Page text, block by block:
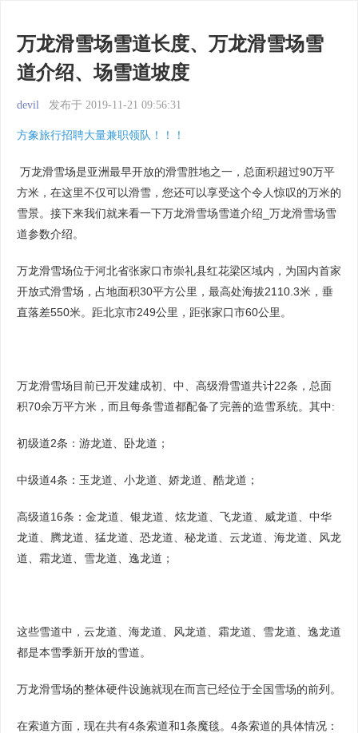
万龙滑雪场雪道长度、万龙滑雪场雪
道介绍、场雪道坡度
devil 发布于 2019-11-21 09:56:31
方象旅行招聘大量兼职领队！！！
万龙滑雪场是亚洲最早开放的滑雪胜地之一，总面积超过90万平
方米，在这里不仅可以滑雪，您还可以享受这个令人惊叹的万米的
雪景。接下来我们就来看一下万龙滑雪场雪道介绍_万龙滑雪场雪
道参数介绍。
万龙滑雪场位于河北省张家口市崇礼县红花梁区域内，为国内首家
开放式滑雪场，占地面积30平方公里，最高处海拔2110.3米，垂
直落差550米。距北京市249公里，距张家口市60公里。
万龙滑雪场目前已开发建成初、中、高级滑雪道共计22条，总面
积70余万平方米，而且每条雪道都配备了完善的造雪系统。其中:
初级道2条：游龙道、卧龙道；
中级道4条：玉龙道、小龙道、娇龙道、酷龙道；
高级道16条：金龙道、银龙道、炫龙道、飞龙道、威龙道、中华
龙道、腾龙道、猛龙道、恐龙道、秘龙道、云龙道、海龙道、风龙
道、霜龙道、雪龙道、逸龙道；
这些雪道中，云龙道、海龙道、风龙道、霜龙道、雪龙道、逸龙道
都是本雪季新开放的雪道。
万龙滑雪场的整体硬件设施就现在而言已经位于全国雪场的前列。
在索道方面，现在共有4条索道和1条魔毯。4条索道的具体情况：